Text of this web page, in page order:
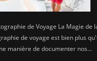
de Voyage La Magie de
de voyage est bien plus
manière de documenter nos…